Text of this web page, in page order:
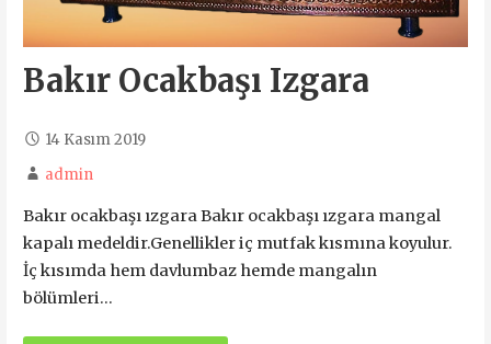
Bakır Ocakbaşı Izgara
14 Kasım 2019
admin
Bakır ocakbaşı ızgara Bakır ocakbaşı ızgara mangal
kapalı medeldir.Genellikler iç mutfak kısmına koyulur.
İç kısımda hem davlumbaz hemde mangalın
bölümleri…